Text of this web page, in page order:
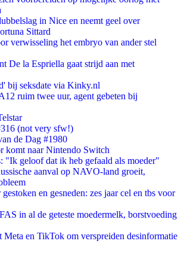
in Nice en neemt geel over
Sittard
verwisseling het embryo van ander stel
De la Espriella gaat strijd aan met
bij seksdate via Kinky.nl
ruim twee uur, agent gebeten bij
(not very sfw!)
de Dag #1980
komt naar Nintendo Switch
"Ik geloof dat ik heb gefaald als moeder"
aanval op NAVO-land groeit,
en gesneden: zes jaar cel en tbs voor
in al de geteste moedermelk, borstvoeding
Meta en TikTok om verspreiden desinformatie